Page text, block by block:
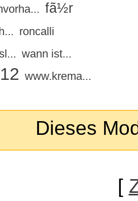
fã½r
roncalli
wann ist...
www.krema...
Dieses
[